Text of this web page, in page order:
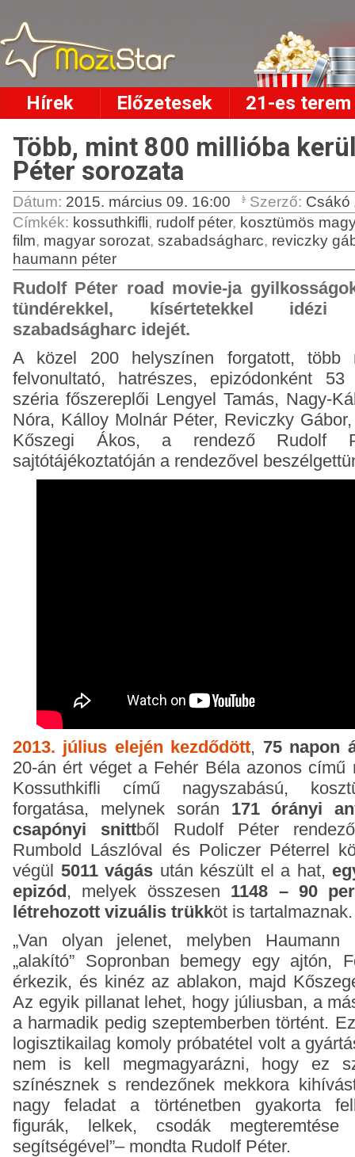
Hírek Előzetesek 21-es terem
Több, mint 800 millióba
Péter sorozata
Dátum: 2015. március 09. 16:00 Szerző: Csákó
Címkék: kossuthkifli, rudolf péter, kosztümös
film, magyar sorozat, szabadságharc, reviczky
haumann péter
Rudolf Péter road movie-ja
tündérekkel, kísértetekkel idézi
szabadságharc idejét.
A közel 200 helyszínen forgatott, több
felvonultató, hatrészes, epizódonként 53
széria főszereplői Lengyel Tamás, Nagy-
Nóra, Kálloy Molnár Péter, Reviczky
Kőszegi Ákos, a rendező Rudolf
sajtótájékoztatóján a rendezővel
2013. július elején kezdődött, 75 napon
20-án ért véget a Fehér Béla azonos című
Kossuthkifli című nagyszabású,
forgatása, melynek során 171 órányi
csapónyi snittből Rudolf Péter
Rumbold Lászlóval és Policzer Péterrel
végül 5011 vágás után készült el a hat,
epizód, melyek összesen 1148 – 90
létrehozott vizuális trükköt is tartalmaznak.
„Van olyan jelenet, melyben
„alakító” Sopronban bemegy egy ajtón,
érkezik, és kinéz az ablakon, majd
Az egyik pillanat lehet, hogy júliusban, a
a harmadik pedig szeptemberben történt.
logisztikailag komoly próbatétel volt a
nem is kell megmagyarázni, hogy ez
színésznek s rendezőnek mekkora
nagy feladat a történetben gyakorta
figurák, lelkek, csodák
segítségével”– mondta Rudolf Péter.